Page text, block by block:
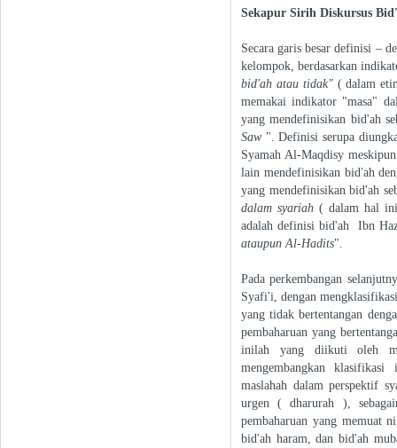
Sekapur Sirih Diskursus
Secara garis besar definisi –
kelompok, berdasarkan
bid'ah atau tidak"( dalam
memakai indikator "masa"
yang mendefinisikan bid'ah
Saw". Definisi serupa
Syamah Al-Maqdisy
lain mendefinisikan bid'ah
yang mendefinisikan bid'ah
dalam syariah ( dalam hal
adalah definisi bid'ah Ibn
ataupun Al-Hadits".
Pada perkembangan
Syafi'i, dengan
yang tidak bertentangan
pembaharuan yang
inilah yang diikuti oleh
mengembangkan
maslahah dalam perspektif
urgen ( dharurah ),
pembaharuan yang memuat
bid'ah haram, dan bid'ah